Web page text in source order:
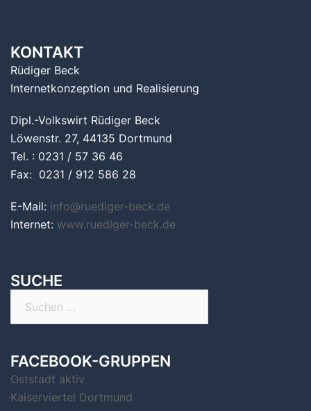
KONTAKT
Rüdiger Beck
Internetkonzeption und Realisierung
Dipl.-Volkswirt Rüdiger Beck
Löwenstr. 27, 44135 Dortmund
Tel. : 0231 / 57 36 46
Fax: 0231 / 912 586 28
E-Mail: info@ruediger-beck.de
Internet: www.ruediger-beck.de
SUCHE
FACEBOOK-GRUPPEN
Oststadt aktiv
Kaiserviertel Dortmund